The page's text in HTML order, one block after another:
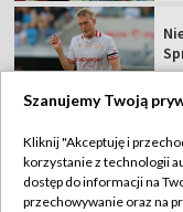
Szanujemy Twoją
Kliknij "Akceptuję i
korzystanie z technologii
dostęp do informacji na
przechowywanie oraz na